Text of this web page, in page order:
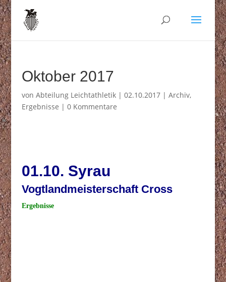
Oktober 2017
von Abteilung Leichtathletik| 02.10.2017| Archiv,
Ergebnisse | 0 Kommentare
01.10. Syrau
Vogtlandmeisterschaft Cross
Ergebnisse